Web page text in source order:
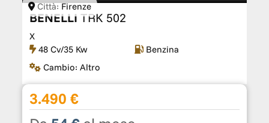
Città: Firenze
BENELLI TRK 502
X
48 Cv/35 Kw
Benzina
Cambio: Altro
3.490 €